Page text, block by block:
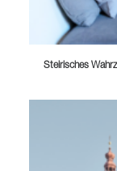
Steirisches